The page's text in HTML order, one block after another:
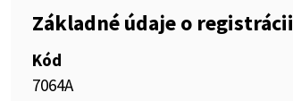
Základné údaje o registrácii
Kód
7064A